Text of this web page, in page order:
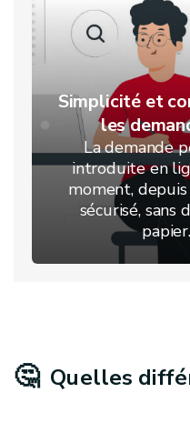
Simplicité et
les
La demande
introduite en
moment, depuis
sécurisé, sans
papier.
🤔Quelles